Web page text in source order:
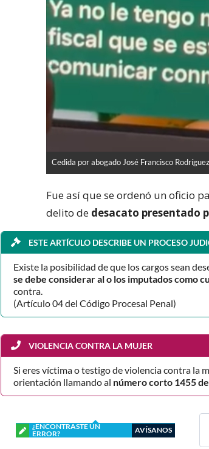
Cedida por abogado José Francisco Rodríguez
Fue así que se ordenó un oficio
delito de desacato presentado
ESTE ARTÍCULO DESCRIBE UN PROCESO
Existe la posibilidad de que los cargos sean
se debe considerar al o los imputados como
contra.
(Artículo 04 del Código Procesal Penal)
VIOLENCIA CONTRA LA MUJER
Si eres víctima o testigo de violencia contra la
orientación llamando al número corto 1455
¿ENCONTRASTE UN
ERROR?
AVÍSANOS